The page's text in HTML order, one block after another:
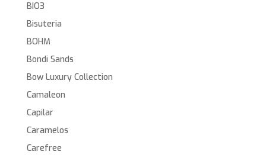
BIO3
Bisuteria
BOHM
Bondi Sands
Bow Luxury Collection
Camaleon
Capilar
Caramelos
Carefree